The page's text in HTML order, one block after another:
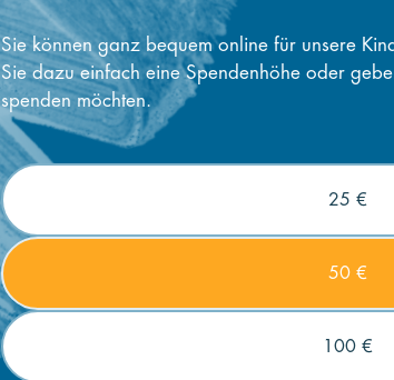
Sie können ganz bequem online für unsere
Sie dazu einfach eine Spendenhöhe oder
spenden möchten.
25 €
50 €
100 €